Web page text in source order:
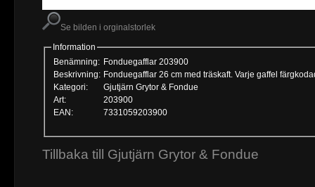
Se bilden i orginalstorlek
Information
Benämning: Fonduegafflar 203900
Beskrivning: Fonduegafflar 26 cm med träskaft. Varje gaffel
Kategori:
Gjutjärn Grytor & Fondue
Art:
203900
EAN:
7331059203900
Tillbaka till Gjutjärn Grytor & Fondue